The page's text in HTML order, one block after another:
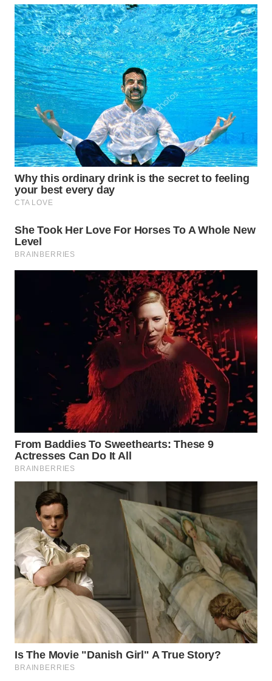
WN
PURWAKARTA
WN
PRIANGAN
TIMUR
WN
SEMARANG
WN
SOLO
BOROBUDUR
SURABAYA
WN
WN
WN
MANDALIKA
WN
LIKUPANG
WN
LABUANBAJO
WN
BORNEO
Wahana
Media